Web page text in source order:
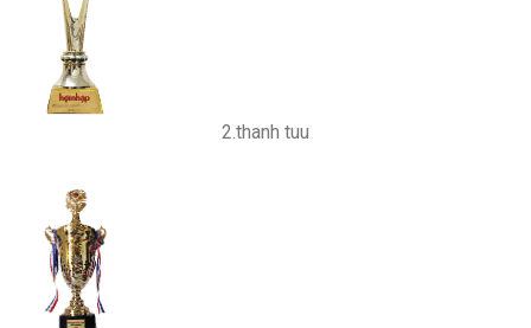
2.thanh tuu